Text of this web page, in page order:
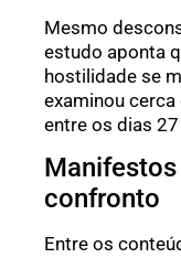
Mesmo
estudo aponta
hostilidade se
examinou
entre os dias
confronto
Entre os